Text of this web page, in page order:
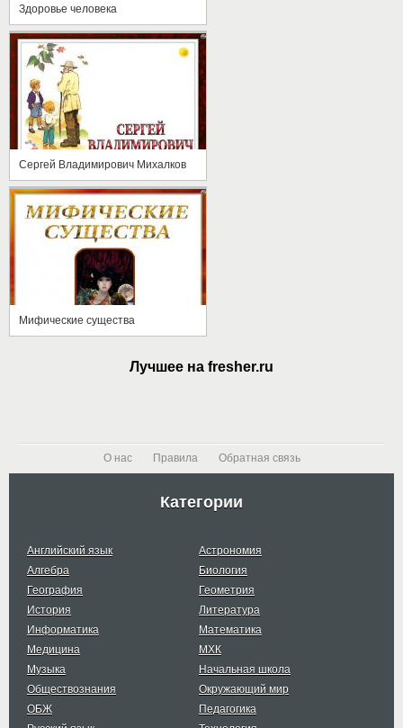
Здоровье человека
Сергей Владимирович Михалков
Мифические существа
Лучшее на fresher.ru
О нас Правила Обратная связь
Категории
Английский язык
Астрономия
Алгебра
Биология
География
Геометрия
История
Литература
Информатика
Математика
Медицина
МХК
Музыка
Начальная школа
Обществознания
Окружающий мир
ОБЖ
Педагогика